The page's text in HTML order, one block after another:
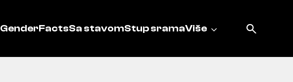
GenderFactsSa stavomStup sramaViše